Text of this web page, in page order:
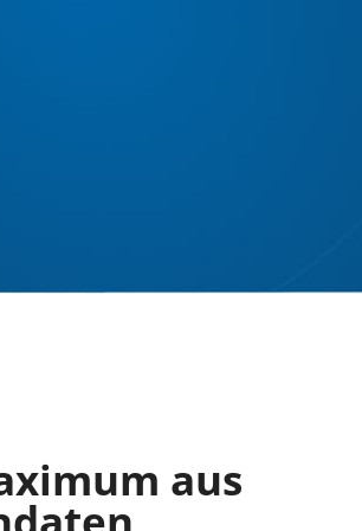
aus